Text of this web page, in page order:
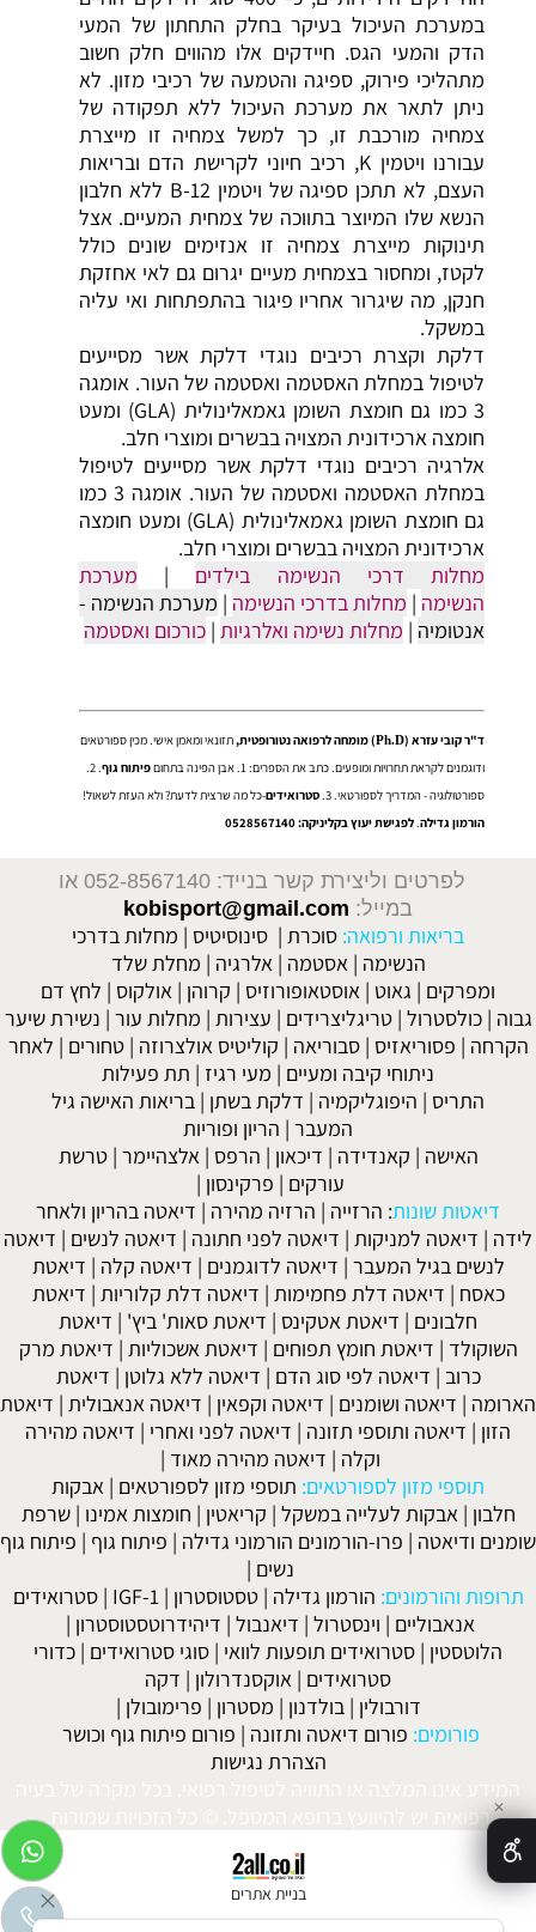
במערכת העיכול בעיקר בחלק התחתון של המעי
הדק והמעי הגס. חיידקים אלו מהווים חלק חשוב
מתהליכי פירוק, ספיגה והטמעה של רכיבי מזון. לא
ניתן לתאר את מערכת העיכול ללא תפקודה של
צמחיה מורכבת זו, כך למשל צמחיה זו מייצרת
עבורנו ויטמין K, רכיב חיוני לקרישת הדם ובריאות
העצם, לא תתכן ספיגה של ויטמין B-12 ללא חלבון
הנשא שלו המיוצר בתווכה של צמחית המעיים. אצל
תינוקות מייצרת צמחיה זו אנזימים שונים כולל
לקטז, ומחסור בצמחית מעיים יגרום גם לאי אחזקת
חנקן, מה שיגרור אחריו פיגור בהתפתחות ואי עליה
במשקל.
דלקת וקצרת רכיבים נוגדי דלקת אשר מסייעים
לטיפול במחלת האסטמה ואסטמה של העור. אומגה
3 כמו גם חומצת השומן גאמאלינולית (GLA) ומעט
חומצה ארכידונית המצויה בבשרים ומוצרי חלב.
אלרגיה רכיבים נוגדי דלקת אשר מסייעים לטיפול
במחלת האסטמה ואסטמה של העור. אומגה 3 כמו
גם חומצת השומן גאמאלינולית (GLA) ומעט חומצה
ארכידונית המצויה בבשרים ומוצרי חלב.
מחלות דרכי הנשימה בילדים | מערכת
הנשימה | מחלות בדרכי הנשימה | מערכת הנשימה -
אנטומיה | מחלות נשימה ואלרגיות | כורכום ואסטמה
ד"ר קובי עזרא (Ph.D) מומחה לרפואה נטורופטית,תזונאי ומאמן אישי. מכין ספורטאים
ודוגמנים לקראת תחרויות ומופעים. כתב את הספרים: 1. אבן הפינה בתחום
פיתוח גוף
ספורטולוגיה - המדריך לספורטאי. 3.
סטרואידים-כל מה שרצית לדעת? ולא העזת לשאול!
הורמון גדילה לפגישת יעוץ בקליניקה: 0528567140
לפרטים וליצירת קשר בנייד: 052-8567140
או
במייל: kobisport@gmail.com
בריאות ורפואה: סוכרת | סינוסיטיס | מחלות בדרכי
הנשימה | אסטמה | אלרגיה | מחלת שלד
ומפרקים | גאוט | אוסטאופורוזיס | קרוהן | אולקוס | לחץ דם
גבוה |כולסטרול |טריגליצרידים | עצירות | מחלות עור | נשירת שיער
הקרחה | פסוריאזיס |סבוריאה | קוליטיס אולצרוזה |טחורים | לאחר
ניתוחי קיבה ומעיים | מעי רגיז | תת פעילות
התריס | היפוגליקמיה | דלקת בשתן | בריאות האישה גיל
המעבר | הריון ופוריות
האישה | קאנדידה | דיכאון | הרפס | אלצהיימר |טרשת
עורקים | פרקינסון |
דיאטות שונות: הרזייה | הרזיה מהירה | דיאטה בהריון ולאחר
לידה | דיאטה למניקות | דיאטה לפני חתונה | דיאטה לנשים | דיאטה
לנשים בגיל המעבר | דיאטה לדוגמנים | דיאטה קלה | דיאטת
כאסח | דיאטה דלת פחמימות | דיאטה דלת קלוריות | דיאטת
חלבונים | דיאטת אטקינס | דיאטת סאות' ביץ' | דיאטת
השוקולד | דיאטת חומץ תפוחים | דיאטת אשכוליות | דיאטת מרק
כרוב | דיאטה לפי סוג הדם | דיאטה ללא גלוטן | דיאטת
הארומה | דיאטה ושומנים | דיאטה וקפאין | דיאטה אנאבולית | דיאטת
הזון | דיאטה ותוספי תזונה | דיאטה לפני ואחרי | דיאטה מהירה
וקלה | דיאטה מהירה מאוד |
תוספי מזון לספורטאים: תוספי מזון לספורטאים | אבקות
חלבון | אבקות לעלייה במשקל | קריאטין | חומצות אמינו |שרפת
שומנים ודיאטה | פרו-הורמונים הורמוני גדילה | פיתוח גוף | פיתוח גוף
נשים |
תרופות והורמונים: הורמון גדילה |טסטוסטרון |
IGF-1
|סטרואידים
אנאבוליים | וינסטרול | דיאנבול | דיהידרוטסטוסטרון |
הלוטסטין | סטרואידים תופעות לוואי | סוגי סטרואידים | כדורי
סטרואידים | אוקסנדרולון | דקה
דורבולין | בולדנון | מסטרון | פרימובולן |
פורומים: פורום דיאטה ותזונה | פורום פיתוח גוף וכושר
הצהרת נגישות
המידע אינו המלצה או התוויה לטיפול רפואי. בכל מקרה של בעיה
רפואית יש להיוועץ ברופא המטפל. © כל הזכויות שמורות.
בניית אתרים
✕